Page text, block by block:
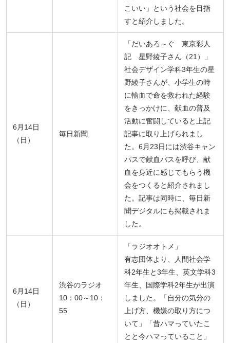
こいい」という社会を目指
すと紹介しました。
6月14日
（日）
毎日新聞
「だいあろ～ぐ 東京彩人
記 星野綾子さん（21）」
社会デザイン学科3年生の星
野綾子さんが、小学生の時
に輸血で命を救われた経験
をきっかけに、献血の普及
活動に奮闘していると上記
記事に取り上げられまし
た。6月23日には渋谷キャン
パスで献血バスを呼び、献
血を身近に感じてもらう機
会をつくると紹介されまし
た。記事は同時に、毎日新
聞デジタルにも掲載されま
した。
6月14日
（日）
渋谷のラジオ
10：00～10：
55
「ラジオオトメ」
有志団体より、人間社会学
科2年生と3年生、英文学科3
年生、国際学科2年生が出演
しました。「自分の気分の
上げ方、機嫌の取り方につ
いて」「昔ハマっていたこ
とと今ハマっていること」